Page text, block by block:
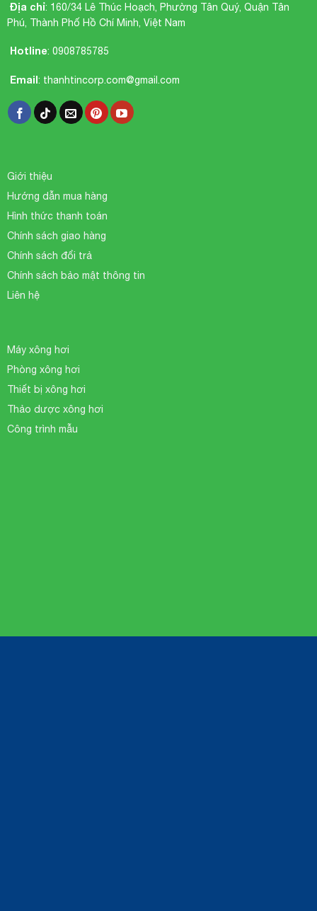
Địa chỉ: 160/34 Lê Thúc Hoạch, Phường Tân Quý, Quận Tân
Phú, Thành Phố Hồ Chí Minh, Việt Nam
Hotline: 0908785785
Email: thanhtincorp.com@gmail.com
Giới thiệu
Hướng dẫn mua hàng
Hình thức thanh toán
Chính sách giao hàng
Chính sách đổi trả
Chính sách bảo mật thông tin
Liên hệ
Máy xông hơi
Phòng xông hơi
Thiết bị xông hơi
Thảo dược xông hơi
Công trình mẫu